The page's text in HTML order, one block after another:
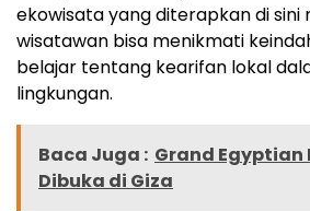
ekowisata yang diterapkan di sini
wisatawan bisa menikmati
belajar tentang kearifan lokal
lingkungan.
Baca Juga : Grand Egyptian
Dibuka di Giza